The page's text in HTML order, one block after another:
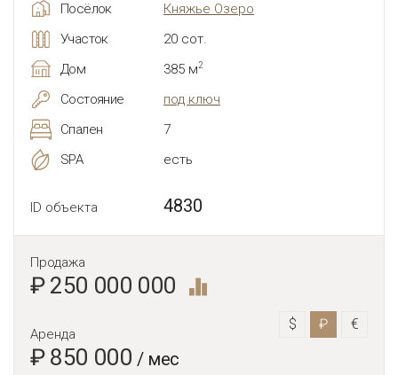
Посёлок
Княжье Озеро
Участок
20 сот.
Дом
385 м2
Состояние
под ключ
Спален
7
SPA
есть
ID объекта 4830
Продажа
₽ 250 000 000
Аренда
₽ 850 000 / мес
$ ₽ €